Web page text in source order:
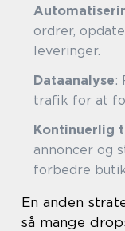
ordrer,
leveringer.
Dataanalyse:
trafik for at
Kontinuerlig
annoncer og
forbedre
En anden
så mange